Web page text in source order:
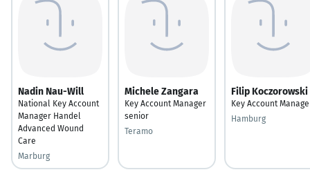
Nadin Nau-Will
National Key Account
Manager Handel
Advanced Wound
Care
Marburg
Michele Zangara
Key Account Manager
senior
Teramo
Filip Koczorowski
Key Account
Hamburg